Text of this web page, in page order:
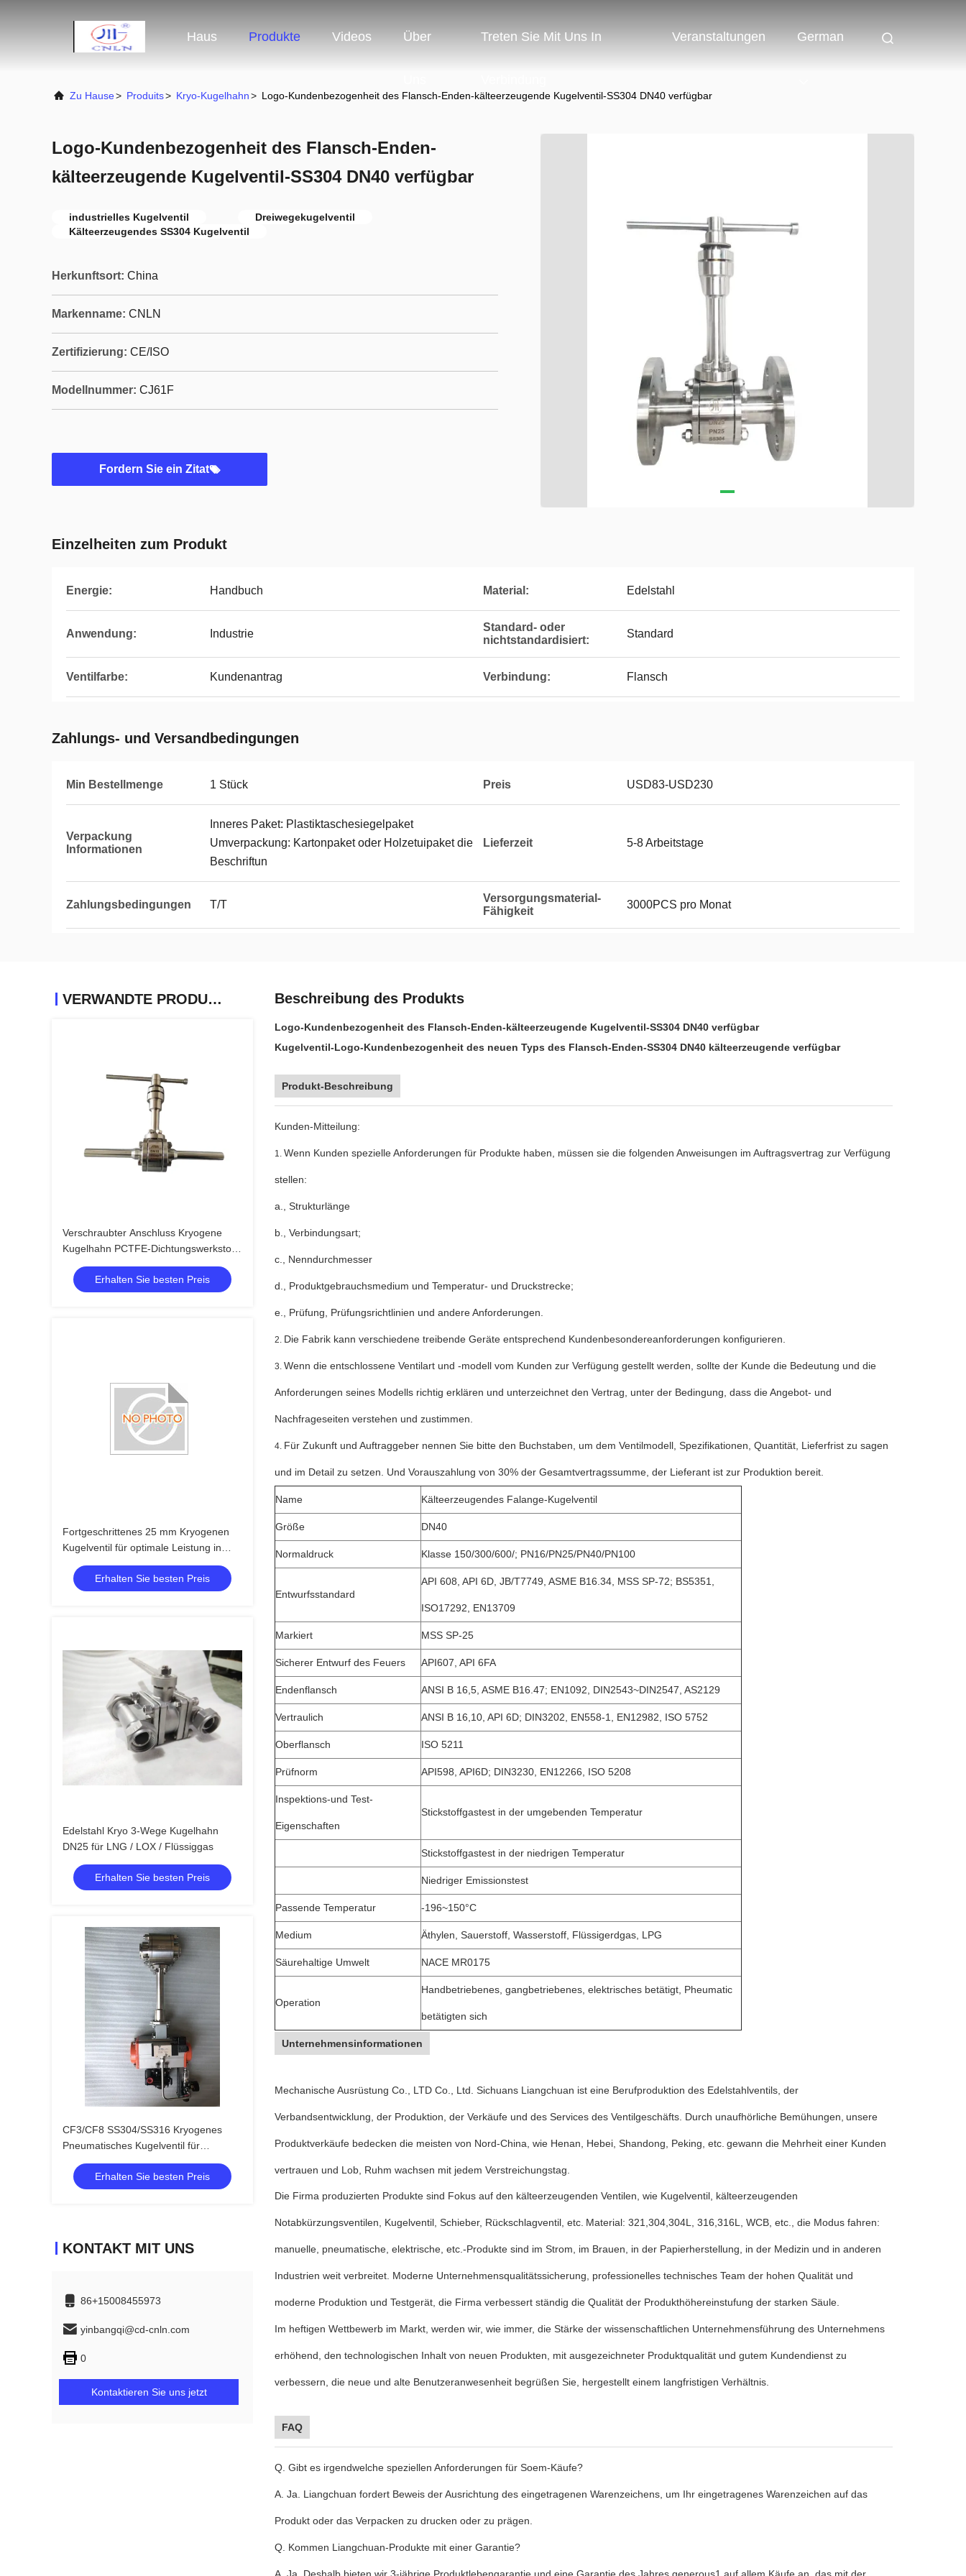
Haus Produkte Videos Über Treten Sie Mit Uns In Veranstaltungen German
Zu Hause> Produits> Kryo-Kugelhahn> Logo-Kundenbezogenheit des Flansch-Enden-kälteerzeugende Kugelventil-SS304 DN40 verfügbar
Logo-Kundenbezogenheit des Flansch-Enden-
kälteerzeugende Kugelventil-SS304 DN40 verfügbar
industrielles Kugelventil
Dreiwegekugelventil
Kälteerzeugendes SS304 Kugelventil
Herkunftsort: China
Markenname: CNLN
Zertifizierung: CE/ISO
Modellnummer: CJ61F
Fordern Sie ein Zitat
Einzelheiten zum Produkt
Energie: Handbuch Material: Edelstahl
Anwendung: Industrie
Standard- oder
nichtstandardisiert:
Standard
Ventilfarbe: Kundenantrag Verbindung: Flansch
Zahlungs- und Versandbedingungen
Min Bestellmenge 1 Stück Preis USD83-USD230
Verpackung
Informationen
Inneres Paket: Plastiktaschesiegelpaket
Umverpackung: Kartonpaket oder Holzetuipaket die
Beschriftun
Lieferzeit 5-8 Arbeitstage
Zahlungsbedingungen T/T
Versorgungsmaterial-
Fähigkeit
3000PCS pro Monat
VERWANDTE PRODUKTE
Verschraubter Anschluss Kryogene
Kugelhahn PCTFE-Dichtungswerkstoff
für niedrige Temperaturen
Erhalten Sie besten Preis
Fortgeschrittenes 25 mm Kryogenen
Kugelventil für optimale Leistung in
Niedertemperaturumgebungen
Erhalten Sie besten Preis
Edelstahl Kryo 3-Wege Kugelhahn
DN25 für LNG / LOX / Flüssiggas
Erhalten Sie besten Preis
CF3/CF8 SS304/SS316 Kryogenes
Pneumatisches Kugelventil für
LNG/LOX/LN2/LAR
Erhalten Sie besten Preis
KONTAKT MIT UNS
86+15008455973
yinbangqi@cd-cnln.com
0
Kontaktieren Sie uns jetzt
Beschreibung des Produkts
Logo-Kundenbezogenheit des Flansch-Enden-kälteerzeugende Kugelventil-SS304 DN40 verfügbar
Kugelventil-Logo-Kundenbezogenheit des neuen Typs des Flansch-Enden-SS304 DN40 kälteerzeugende verfügbar
Produkt-Beschreibung
Kunden-Mitteilung:
1. Wenn Kunden spezielle Anforderungen für Produkte haben, müssen sie die folgenden Anweisungen im Auftragsvertrag zur Verfügung
stellen:
a., Strukturlänge
b., Verbindungsart;
c., Nenndurchmesser
d., Produktgebrauchsmedium und Temperatur- und Druckstrecke;
e., Prüfung, Prüfungsrichtlinien und andere Anforderungen.
2. Die Fabrik kann verschiedene treibende Geräte entsprechend Kundenbesondereanforderungen konfigurieren.
3. Wenn die entschlossene Ventilart und -modell vom Kunden zur Verfügung gestellt werden, sollte der Kunde die Bedeutung und die
Anforderungen seines Modells richtig erklären und unterzeichnet den Vertrag, unter der Bedingung, dass die Angebot- und
Nachfrageseiten verstehen und zustimmen.
4. Für Zukunft und Auftraggeber nennen Sie bitte den Buchstaben, um dem Ventilmodell, Spezifikationen, Quantität, Lieferfrist zu sagen
und im Detail zu setzen. Und Vorauszahlung von 30% der Gesamtvertragssumme, der Lieferant ist zur Produktion bereit.
Name Kälteerzeugendes Falange-Kugelventil
Größe DN40
Normaldruck Klasse 150/300/600/; PN16/PN25/PN40/PN100
Entwurfsstandard
API 608, API 6D, JB/T7749, ASME B16.34, MSS SP-72; BS5351,
ISO17292, EN13709
Markiert MSS SP-25
Sicherer Entwurf des Feuers API607, API 6FA
Endenflansch ANSI B 16,5, ASME B16.47; EN1092, DIN2543~DIN2547, AS2129
Vertraulich ANSI B 16,10, API 6D; DIN3202, EN558-1, EN12982, ISO 5752
Oberflansch ISO 5211
Prüfnorm API598, API6D; DIN3230, EN12266, ISO 5208
Inspektions-und Test-
Eigenschaften
Stickstoffgastest in der umgebenden Temperatur
Stickstoffgastest in der niedrigen Temperatur
Niedriger Emissionstest
Passende Temperatur -196~150°C
Medium Äthylen, Sauerstoff, Wasserstoff, Flüssigerdgas, LPG
Säurehaltige Umwelt NACE MR0175
Operation
Handbetriebenes, gangbetriebenes, elektrisches betätigt, Pheumatic
betätigten sich
Unternehmensinformationen
Mechanische Ausrüstung Co., LTD Co., Ltd. Sichuans Liangchuan ist eine Berufproduktion des Edelstahlventils, der
Verbandsentwicklung, der Produktion, der Verkäufe und des Services des Ventilgeschäfts. Durch unaufhörliche Bemühungen, unsere
Produktverkäufe bedecken die meisten von Nord-China, wie Henan, Hebei, Shandong, Peking, etc. gewann die Mehrheit einer Kunden
vertrauen und Lob, Ruhm wachsen mit jedem Verstreichungstag.
Die Firma produzierten Produkte sind Fokus auf den kälteerzeugenden Ventilen, wie Kugelventil, kälteerzeugenden
Notabkürzungsventilen, Kugelventil, Schieber, Rückschlagventil, etc. Material: 321,304,304L, 316,316L, WCB, etc., die Modus fahren:
manuelle, pneumatische, elektrische, etc.-Produkte sind im Strom, im Brauen, in der Papierherstellung, in der Medizin und in anderen
Industrien weit verbreitet. Moderne Unternehmensqualitätssicherung, professionelles technisches Team der hohen Qualität und
moderne Produktion und Testgerät, die Firma verbessert ständig die Qualität der Produkthöhereinstufung der starken Säule.
Im heftigen Wettbewerb im Markt, werden wir, wie immer, die Stärke der wissenschaftlichen Unternehmensführung des Unternehmens
erhöhend, den technologischen Inhalt von neuen Produkten, mit ausgezeichneter Produktqualität und gutem Kundendienst zu
verbessern, die neue und alte Benutzeranwesenheit begrüßen Sie, hergestellt einem langfristigen Verhältnis.
FAQ
Q. Gibt es irgendwelche speziellen Anforderungen für Soem-Käufe?
A. Ja. Liangchuan fordert Beweis der Ausrichtung des eingetragenen Warenzeichens, um Ihr eingetragenes Warenzeichen auf das
Produkt oder das Verpacken zu drucken oder zu prägen.
Q. Kommen Liangchuan-Produkte mit einer Garantie?